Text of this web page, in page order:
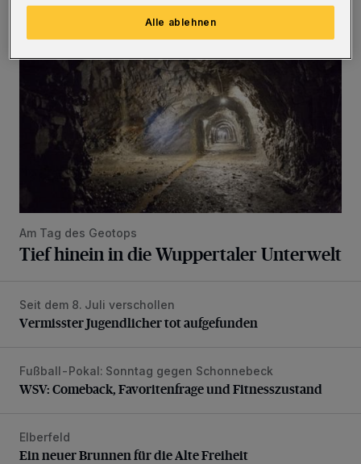
Tief hinein in die Wuppertaler Unterwelt
Am Tag des Geotops
Tief hinein in die Wuppertaler Unterwelt
Vermisster Jugendlicher tot aufgefunden
Seit dem 8. Juli verschollen
Vermisster Jugendlicher tot aufgefunden
WSV: Comeback, Favoritenfrage und Fitnesszustand
Fußball-Pokal: Sonntag gegen Schonnebeck
WSV: Comeback, Favoritenfrage und Fitnesszustand
Ein neuer Brunnen für die Alte Freiheit
Elberfeld
Ein neuer Brunnen für die Alte Freiheit
Alle ablehnen